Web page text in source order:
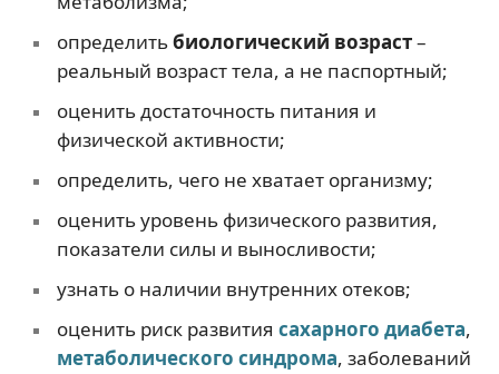
определитьбиологический возраст–
реальный возраст тела, а не паспортный;
оценить достаточность питания и
физической активности;
определить, чего не хватает организму;
оценить уровень физического развития,
показатели силы и выносливости;
узнать о наличии внутренних отеков;
оценить риск развития сахарного диабета,
метаболического синдрома, заболеваний